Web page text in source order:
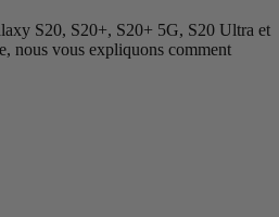
S20, S20+, S20+ 5G, S20 Ultra et
nous vous expliquons comment